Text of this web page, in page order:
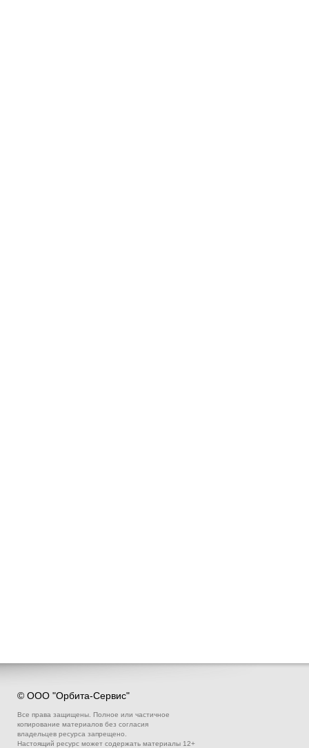
© ООО "Орбита-Сервис"
Все права защищены. Полное или частичное
копирование материалов без согласия
владельцев ресурса запрещено.
Настоящий ресурс может содержать материалы 12+